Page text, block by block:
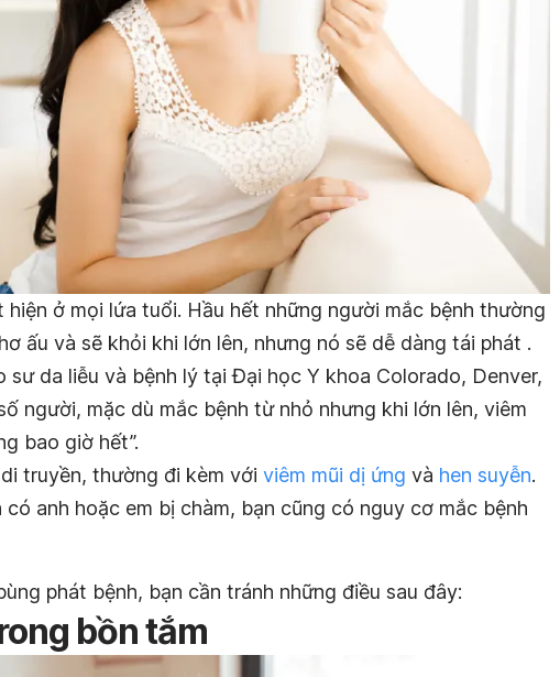
hiện ở mọi lứa tuổi. Hầu hết những người mắc bệnh thường
ấu và sẽ khỏi khi lớn lên, nhưng nó sẽ dễ dàng tái phát .
sư da liễu và bệnh lý tại Đại học Y khoa Colorado, Denver,
người, mặc dù mắc bệnh từ nhỏ nhưng khi lớn lên, viêm
bao giờ hết”.
truyền, thường đi kèm với viêm mũi dị ứng và hen suyễn.
có anh hoặc em bị chàm, bạn cũng có nguy cơ mắc bệnh
phát bệnh, bạn cần tránh những điều sau đây:
bồn tắm